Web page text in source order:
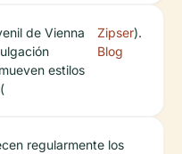
de Vienna
estilos
Zipser
Blog
).
regularmente los